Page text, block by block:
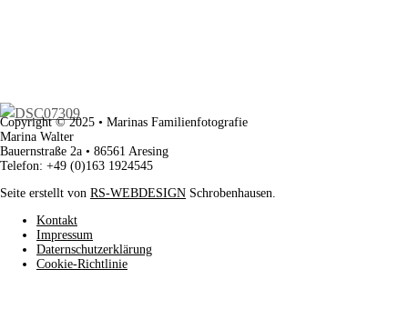
Copyright © 2025 • Marinas Familienfotografie
Marina Walter
Bauernstraße 2a • 86561 Aresing
Telefon: +49 (0)163 1924545
Seite erstellt von RS-WEBDESIGN Schrobenhausen.
Kontakt
Impressum
Daternschutzerklärung
Cookie-Richtlinie